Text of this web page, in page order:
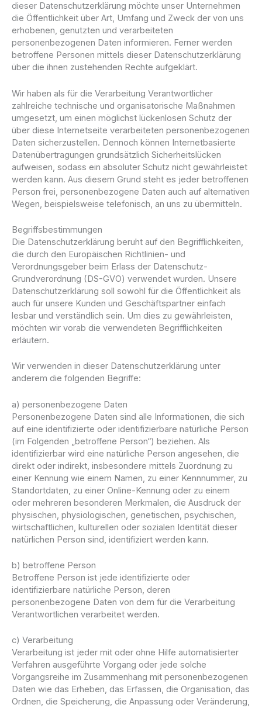
dieser Datenschutzerklärung möchte unser Unternehmen
die Öffentlichkeit über Art, Umfang und Zweck der von uns
erhobenen, genutzten und verarbeiteten
personenbezogenen Daten informieren. Ferner werden
betroffene Personen mittels dieser Datenschutzerklärung
über die ihnen zustehenden Rechte aufgeklärt.
Wir haben als für die Verarbeitung Verantwortlicher
zahlreiche technische und organisatorische Maßnahmen
umgesetzt, um einen möglichst lückenlosen Schutz der
über diese Internetseite verarbeiteten personenbezogenen
Daten sicherzustellen. Dennoch können Internetbasierte
Datenübertragungen grundsätzlich Sicherheitslücken
aufweisen, sodass ein absoluter Schutz nicht gewährleistet
werden kann. Aus diesem Grund steht es jeder betroffenen
Person frei, personenbezogene Daten auch auf alternativen
Wegen, beispielsweise telefonisch, an uns zu übermitteln.
Begriffsbestimmungen
Die Datenschutzerklärung beruht auf den Begrifflichkeiten,
die durch den Europäischen Richtlinien- und
Verordnungsgeber beim Erlass der Datenschutz-
Grundverordnung (DS-GVO) verwendet wurden. Unsere
Datenschutzerklärung soll sowohl für die Öffentlichkeit als
auch für unsere Kunden und Geschäftspartner einfach
lesbar und verständlich sein. Um dies zu gewährleisten,
möchten wir vorab die verwendeten Begrifflichkeiten
erläutern.
Wir verwenden in dieser Datenschutzerklärung unter
anderem die folgenden Begriffe:
a) personenbezogene Daten
Personenbezogene Daten sind alle Informationen, die sich
auf eine identifizierte oder identifizierbare natürliche Person
(im Folgenden „betroffene Person“) beziehen. Als
identifizierbar wird eine natürliche Person angesehen, die
direkt oder indirekt, insbesondere mittels Zuordnung zu
einer Kennung wie einem Namen, zu einer Kennnummer, zu
Standortdaten, zu einer Online-Kennung oder zu einem
oder mehreren besonderen Merkmalen, die Ausdruck der
physischen, physiologischen, genetischen, psychischen,
wirtschaftlichen, kulturellen oder sozialen Identität dieser
natürlichen Person sind, identifiziert werden kann.
b) betroffene Person
Betroffene Person ist jede identifizierte oder
identifizierbare natürliche Person, deren
personenbezogene Daten von dem für die Verarbeitung
Verantwortlichen verarbeitet werden.
c) Verarbeitung
Verarbeitung ist jeder mit oder ohne Hilfe automatisierter
Verfahren ausgeführte Vorgang oder jede solche
Vorgangsreihe im Zusammenhang mit personenbezogenen
Daten wie das Erheben, das Erfassen, die Organisation, das
Ordnen, die Speicherung, die Anpassung oder Veränderung,